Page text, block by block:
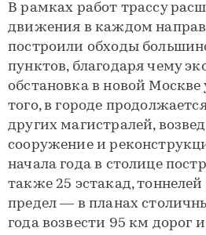
В рамках работ трассу
движения в каждом
построили обходы
пунктов, благодаря чему
обстановка в новой
того, в городе
других магистралей,
сооружение и
начала года в столице
также 25 эстакад,
предел — в планах
года возвести 95 км дорог